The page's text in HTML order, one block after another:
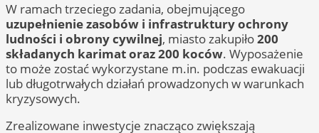
W ramach trzeciego zadania, obejmującego
uzupełnienie zasobów i infrastruktury ochrony
ludności i obrony cywilnej, miasto zakupiło200
składanych karimat oraz 200 koców. Wyposażenie
to może zostać wykorzystane m.in. podczas ewakuacji
lub długotrwałych działań prowadzonych w warunkach
kryzysowych.
Zrealizowane inwestycje znacząco zwiększają